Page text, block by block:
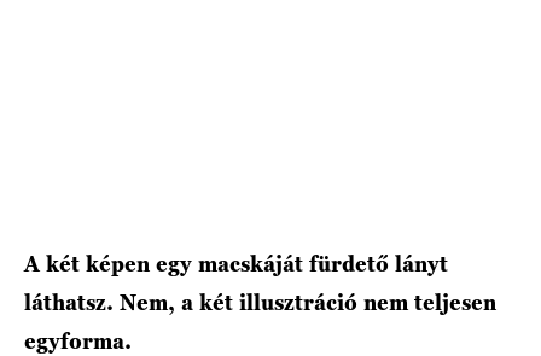
A két képen egy macskáját fürdető lányt
láthatsz. Nem, a két illusztráció nem teljesen
egyforma.